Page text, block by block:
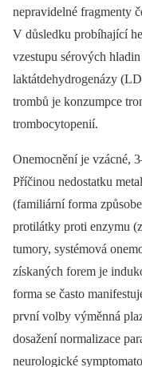
nepravidelné fragmenty
V důsledku probíhající
vzestupu sérových
laktátdehydrogenázy
trombů je konzumpce
trombocytopenií.
Onemocnění je vzácné,
Příčinou nedostatku
(familiární forma
protilátky proti enzymu
tumory, systémová
získaných forem je
forma se často
první volby výměnná
dosažení normalizace
neurologické